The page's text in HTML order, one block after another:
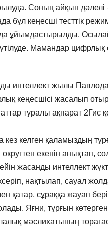
Соның айқын
бұл кеңесші тесттік
ұйымдастырылды.
Мамандар
интеллект жылы
кеңесшісі жасалып отыр.
туралы ақпарат 2Гис
кез келген қаламыздың
екенін анықтап,
жасанды интеллект
нақтылап, сауал
қатар, сұраққа жауап
Яғни, тұрғын
мәслихатының